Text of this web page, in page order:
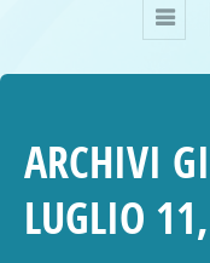
ARCHIVI
LUGLIO